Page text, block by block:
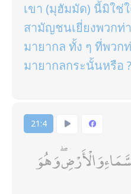
เขา (มุฮัมมัด) นี้มิใช่
สามัญชนเยี่ยงพวกท่
มายากล ทั้ง ๆ ที่พวก
มายากลกระนั้นหรือ ?
21:4
وَالْأَرْضِ ۖ وَهُوَ